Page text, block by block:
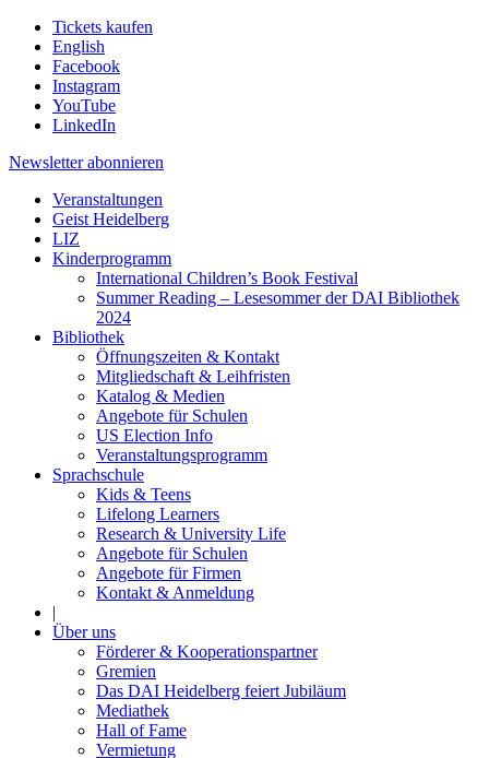
Tickets kaufen
English
Facebook
Instagram
YouTube
LinkedIn
Newsletter abonnieren
Veranstaltungen
Geist Heidelberg
LIZ
Kinderprogramm
International Children’s Book Festival
Summer Reading – Lesesommer der DAI Bibliothek
2024
Bibliothek
Öffnungszeiten & Kontakt
Mitgliedschaft & Leihfristen
Katalog & Medien
Angebote für Schulen
US Election Info
Veranstaltungsprogramm
Sprachschule
Kids & Teens
Lifelong Learners
Research & University Life
Angebote für Schulen
Angebote für Firmen
Kontakt & Anmeldung
|
Über uns
Förderer & Kooperationspartner
Gremien
Das DAI Heidelberg feiert Jubiläum
Mediathek
Hall of Fame
Vermietung